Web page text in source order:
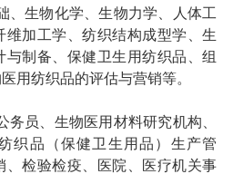
、生物化学、生物力学、人体工
加工学、纺织结构成型学、生
制备、保健卫生用纺织品、组
用纺织品的评估与营销等。
务员、生物医用材料研究机构、
织品（保健卫生用品）生产管
、检验检疫、医院、医疗机关事